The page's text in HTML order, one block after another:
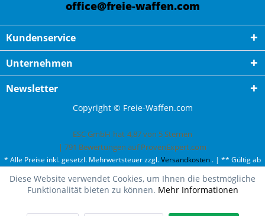
office@freie-waffen.com
Kundenservice
Unternehmen
Newsletter
Copyright © Freie-Waffen.com
ESC GmbH hat 4,87von 5 Sternen
| 791 Bewertungen auf ProvenExpert.com
* Alle Preise inkl. gesetzl. Mehrwertsteuer zzgl.Versandkosten . | ** Gültig ab
50¤ Bestellwert und einmal pro Kunde. | *** Innerhalb Deutschland,
ausgenommen Gefahrgut. Weitere Ländern finden Sie unterVersandkosten
Diese Website verwendet Cookies, um Ihnen die bestmögliche
Funktionalität bieten zu können. Mehr Informationen